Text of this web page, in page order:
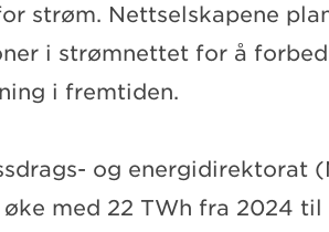
strøm. Nettselskapene
i strømnettet for å
i fremtiden.
og energidirektorat
med 22 TWh fra 2024